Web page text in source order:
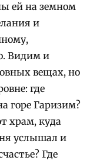
ей на земном
и
Видим и
вещах, но
где
горе Гаризим?
храм, куда
услышал и
Где